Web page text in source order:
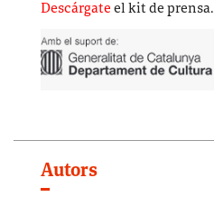
Descárgate el kit de prensa.
Autors